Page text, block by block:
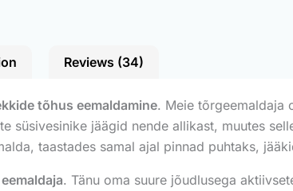
Reviews (34)
tõhus eemaldamine. Meie tõrgeemaldaja
süsivesinike jäägid nende allikast, muutes
taastades samal ajal pinnad puhtaks,
. Tänu oma suure jõudlusega